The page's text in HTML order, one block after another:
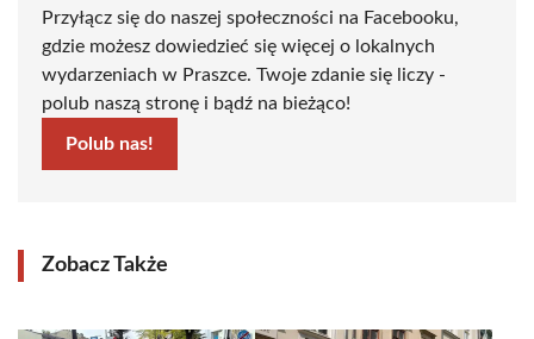
Przyłącz się do naszej społeczności na Facebooku,
gdzie możesz dowiedzieć się więcej o lokalnych
wydarzeniach w Praszce. Twoje zdanie się liczy -
polub naszą stronę i bądź na bieżąco!
Polub nas!
Zobacz Także